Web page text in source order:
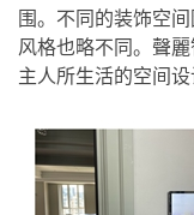
围。不同的装饰空
风格也略不同。聲
主人所生活的空间设